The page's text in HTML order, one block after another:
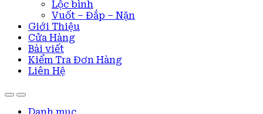
Lộc bình
Vuốt – Đắp – Nặn
Giới Thiệu
Cửa Hàng
Bài viết
Kiểm Tra Đơn Hàng
Liên Hệ